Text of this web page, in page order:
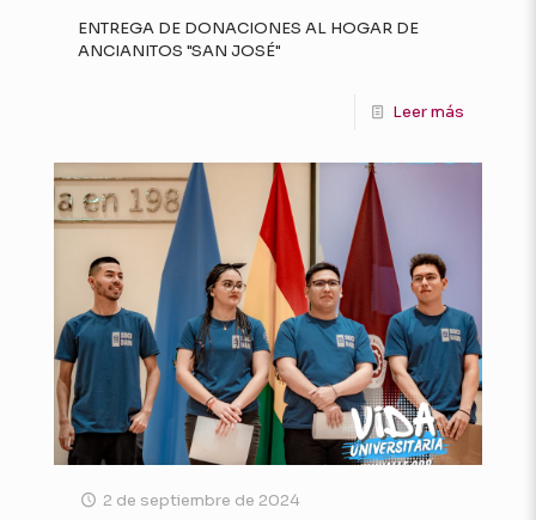
ENTREGA DE DONACIONES AL HOGAR DE
ANCIANITOS "SAN JOSÉ"
Leer más
2 de septiembre de 2024